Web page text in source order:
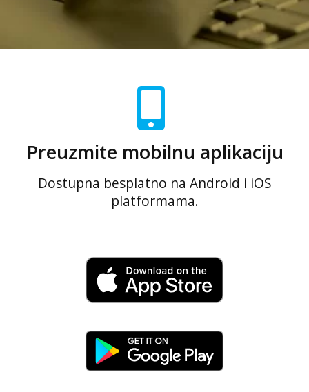
Preuzmite mobilnu aplikaciju
Dostupna besplatno na Android i iOS
platformama.